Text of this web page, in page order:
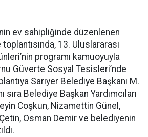
ev sahipliğinde düzenlenen
13. Uluslararası
programı kamuoyuyla
Güverte Sosyal Tesisleri’nde
Sarıyer Belediye Başkanı M.
sıra Belediye Başkan Yardımcıları
Coşkun, Nizamettin Günel,
Osman Demir ve belediyenin